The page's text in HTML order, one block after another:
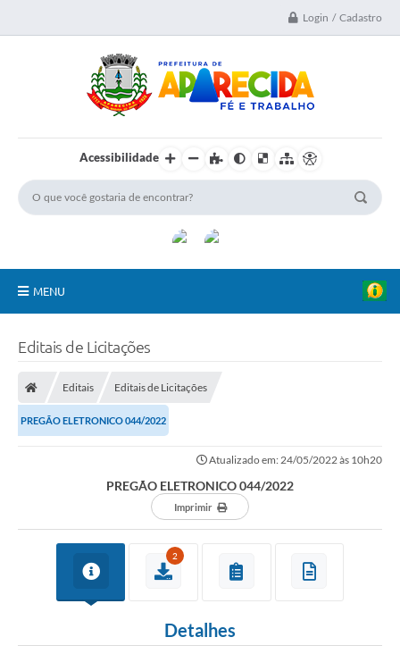
Login / Cadastro
Acessibilidade
MENU
Transparência
Turismo
Coronavírus
Serviços Online
A Prefeitura
Editais de Licitações
Editais Editais de Licitações
PREGÃO ELETRONICO 044/2022
Atualizado em: 24/05/2022 às 10h20
PREGÃO ELETRONICO 044/2022
Imprimir
2
Detalhes